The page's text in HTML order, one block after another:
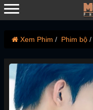
Xem Phim Phim bộ